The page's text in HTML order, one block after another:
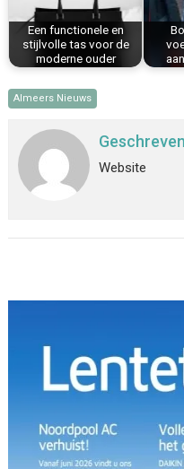
Een functionele en
stijlvolle tas voor de
moderne ouder
Almeers Nieuws
Website